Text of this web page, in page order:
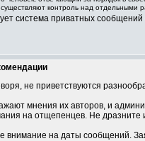
контроль над отдельными
система приватных
не приветствуются
мнения их авторов, и
на отщепенцев. Не дразните
внимание на даты сообщений.